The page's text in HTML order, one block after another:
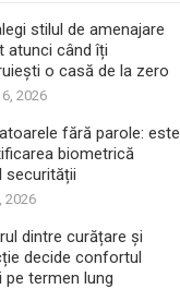
stilul de amenajare
atunci când îți
o casă de la zero
2026
fără parole: este
biometrică
securității
2026
dintre curățare și
decide confortul
pe termen lung